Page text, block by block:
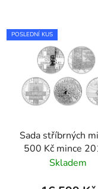
POSLEDNÍ KUS
Sada stříbrných
500 Kč mince
2020 proof
Skladem